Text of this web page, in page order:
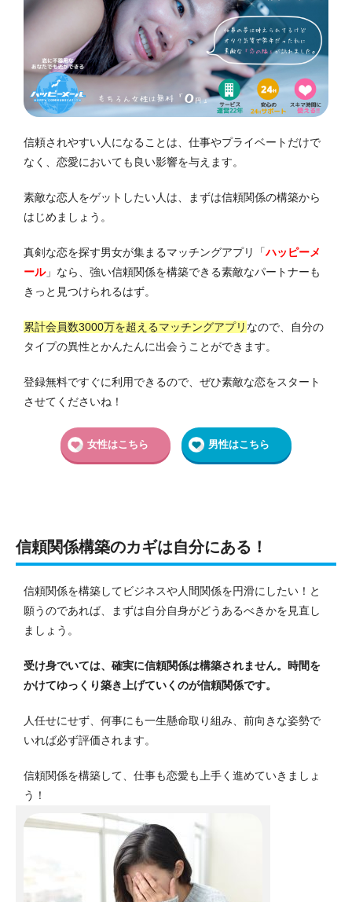
信頼されやすい人になることは、仕事やプライベートだけで
なく、恋愛においても良い影響を与えます。
素敵な恋人をゲットしたい人は、まずは信頼関係の構築から
はじめましょう。
真剣な恋を探す男女が集まるマッチングアプリ「ハッピーメ
ール」なら、強い信頼関係を構築できる素敵なパートナーも
きっと見つけられるはず。
累計会員数3000万を超えるマッチングアプリ なので、自分の
タイプの異性とかんたんに出会うことができます。
登録無料ですぐに利用できるので、ぜひ素敵な恋をスタート
させてくださいね！
女性はこちら 男性はこちら
信頼関係構築のカギは自分にある！
信頼関係を構築してビジネスや人間関係を円滑にしたい！と
願うのであれば、まずは自分自身がどうあるべきかを見直し
ましょう。
受け身でいては、確実に信頼関係は構築されません。時間を
かけてゆっくり築き上げていくのが信頼関係です。
人任せにせず、何事にも一生懸命取り組み、前向きな姿勢で
いれば必ず評価されます。
信頼関係を構築して、仕事も恋愛も上手く進めていきましょ
う！